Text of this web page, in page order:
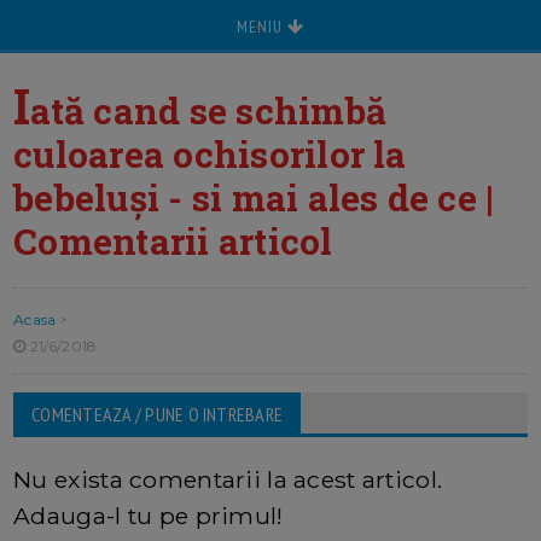
MENIU
Iată cand se schimbă
culoarea ochisorilor la
bebeluși - si mai ales de ce |
Comentarii articol
Acasa >
21/6/2018
COMENTEAZA / PUNE O INTREBARE
Nu exista comentarii la acest articol.
Adauga-l tu pe primul!